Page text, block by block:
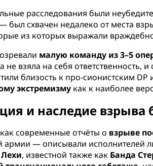
расследования были
был схвачен недалеко от места
из которых выражали
малую команду из 3–5
не взяла на себя
близость к про-сионистским
экстремизму как к наиболее
и наследие взрыва
современные отчёты о взрыве
армии — описывали исполнителей
Лехи, известной также как Банда